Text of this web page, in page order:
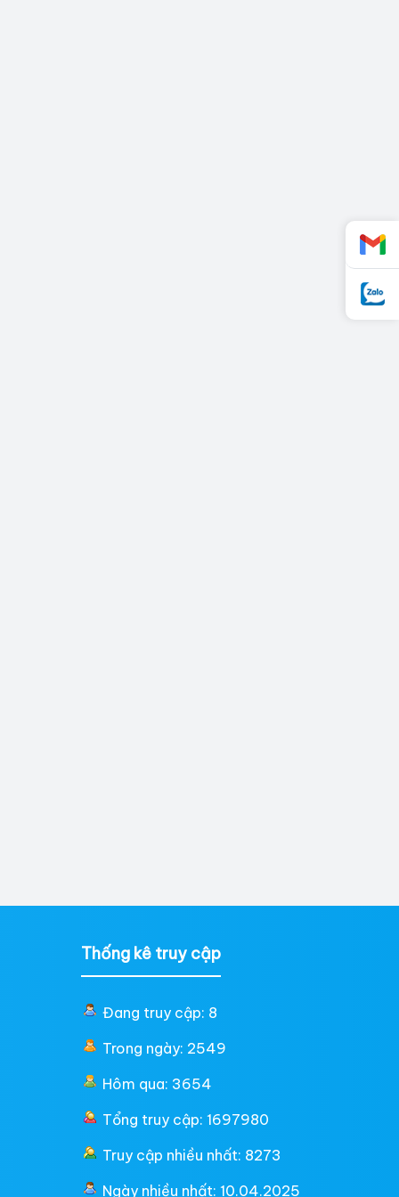
Thống kê truy cập
Đang truy cập: 8
Trong ngày: 2549
Hôm qua: 3654
Tổng truy cập: 1697980
Truy cập nhiều nhất: 8273
Ngày nhiều nhất: 10.04.2025